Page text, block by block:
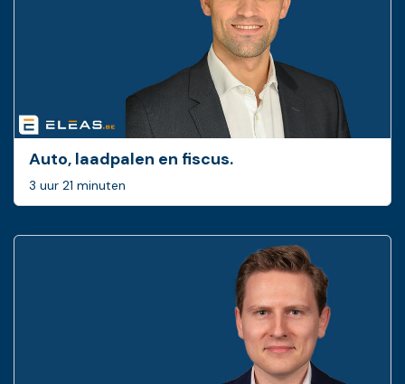
Auto, laadpalen en fiscus.
3 uur 21 minuten